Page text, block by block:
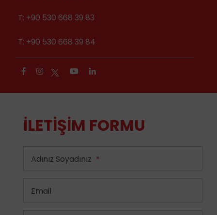
T: +90 530 668 39 83
T: +90 530 668 39 84
İLETIŞIM FORMU
Adınız Soyadınız *
Email